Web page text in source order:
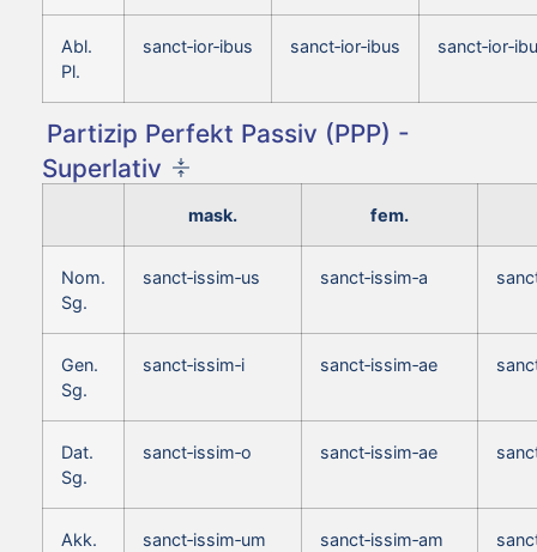
Abl.
Pl.
sanct‑ior‑ibus sanct‑ior‑ibus
Partizip Perfekt Passiv (PPP) -
Superlativ
mask. fem.
Nom.
Sg.
sanct‑issim‑us sanct‑issim‑a
Gen.
Sg.
sanct‑issim‑i sanct‑issim‑ae
Dat.
Sg.
sanct‑issim‑o sanct‑issim‑ae
Akk.
sanct‑issim‑um sanct‑issim‑am